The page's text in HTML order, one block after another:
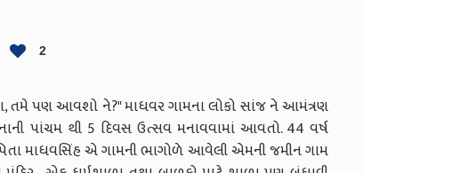
2
તમે પણ આવશો ને?" માધવર ગામના લોકો સાંજ ને આમંત્રણ
પાંચમ થી 5 દિવસ ઉત્સવ મનાવવામાં આવતો. 44 વર્ષ
માધવસિંહ એ ગામની ભાગોળે આવેલી એમની જમીન ગામ